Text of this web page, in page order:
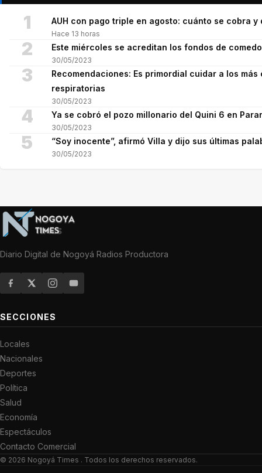
1 AUH con pago triple en agosto: cuánto se cobra
Hace 13 horas
2 Este miércoles se acreditan los fondos de
30/05/2023
3
Recomendaciones: Es primordial cuidar a los
respiratorias
30/05/2023
4 Ya se cobró el pozo millonario del Quini 6 en
30/05/2023
5 “Soy inocente”, afirmó Villa y dijo sus últimas
30/05/2023
Diario Digital de Nogoyá Radios Productora
SECCIONES
Locales
Nacionales
Deportes
Política
Salud
Economía
Espectáculos
Contacto Comercial
© 2026 Nogoyá Times . Todos los derechos reservados.